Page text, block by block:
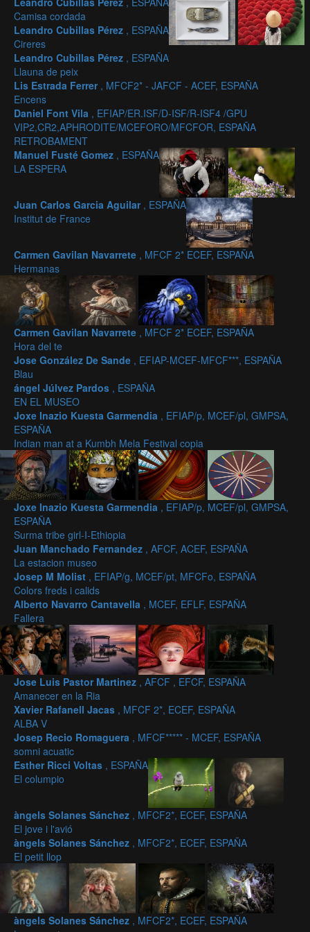
Camisa cordada
Leandro Cubillas Pérez , ESPAÑA
Cireres
Leandro Cubillas Pérez , ESPAÑA
Llauna de peix
Lis Estrada Ferrer , MFCF2* - JAFCF - ACEF, ESPAÑA
Encens
Daniel Font Vila , EFIAP/ER.ISF/D-ISF/R-ISF4 /GPU
VIP2,CR2,APHRODITE/MCEFORO/MFCFOR, ESPAÑA
RETROBAMENT
Manuel Fusté Gomez , ESPAÑA
LA ESPERA
Juan Carlos Garcia Aguilar , ESPAÑA
Institut de France
Carmen Gavilan Navarrete , MFCF 2* ECEF, ESPAÑA
Hermanas
Carmen Gavilan Navarrete , MFCF 2* ECEF, ESPAÑA
Hora del te
Jose González De Sande , EFIAP-MCEF-MFCF***, ESPAÑA
Blau
ángel Júlvez Pardos , ESPAÑA
EN EL MUSEO
Joxe Inazio Kuesta Garmendia , EFIAP/p, MCEF/pl, GMPSA,
ESPAÑA
Indian man at a Kumbh Mela Festival copia
Joxe Inazio Kuesta Garmendia , EFIAP/p, MCEF/pl, GMPSA,
ESPAÑA
Surma tribe girl-I-Ethiopia
Juan Manchado Fernandez , AFCF, ACEF, ESPAÑA
La estacion museo
Josep M Molist , EFIAP/g, MCEF/pt, MFCFo, ESPAÑA
Colors freds i calids
Alberto Navarro Cantavella , MCEF, EFLF, ESPAÑA
Fallera
Jose Luis Pastor Martinez , AFCF , EFCF, ESPAÑA
Amanecer en la Ria
Xavier Rafanell Jacas , MFCF 2*, ECEF, ESPAÑA
ALBA V
Josep Recio Romaguera , MFCF***** - MCEF, ESPAÑA
somni acuatic
Esther Ricci Voltas , ESPAÑA
El columpio
àngels Solanes Sánchez , MFCF2*, ECEF, ESPAÑA
El jove i l'avió
àngels Solanes Sánchez , MFCF2*, ECEF, ESPAÑA
El petit llop
àngels Solanes Sánchez , MFCF2*, ECEF, ESPAÑA